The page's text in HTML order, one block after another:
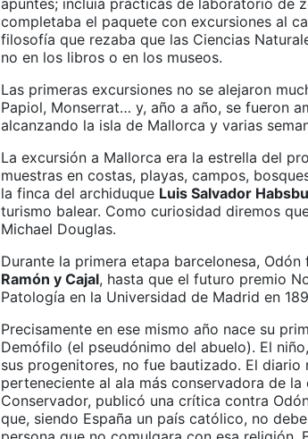
apuntes; incluía prácticas de laboratorio de
completaba el paquete con excursiones al
filosofía que rezaba que las Ciencias
no en los libros o en los museos.
Las primeras excursiones no se alejaron
Papiol, Monserrat… y, año a año, se fueron
alcanzando la isla de Mallorca y varias
La excursión a Mallorca era la estrella del
muestras en costas, playas, campos,
la finca del archiduque Luis Salvador
turismo balear. Como curiosidad diremos
Michael Douglas.
Durante la primera etapa barcelonesa,
Ramón y Cajal, hasta que el futuro premio
Patología en la Universidad de Madrid en
Precisamente en ese mismo año nace su
Demófilo (el pseudónimo del abuelo). El
sus progenitores, no fue bautizado. El diario
perteneciente al ala más conservadora de
Conservador, publicó una crítica contra
que, siendo España un país católico, no